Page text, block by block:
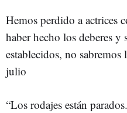
Hemos perdido a actrices
haber hecho los deberes
establecidos, no sabremos
julio
“Los rodajes están